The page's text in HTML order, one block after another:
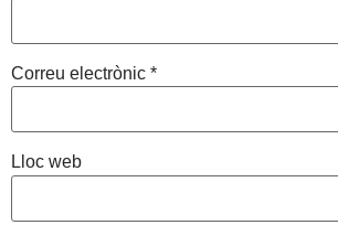
Correu electrònic *
Lloc web